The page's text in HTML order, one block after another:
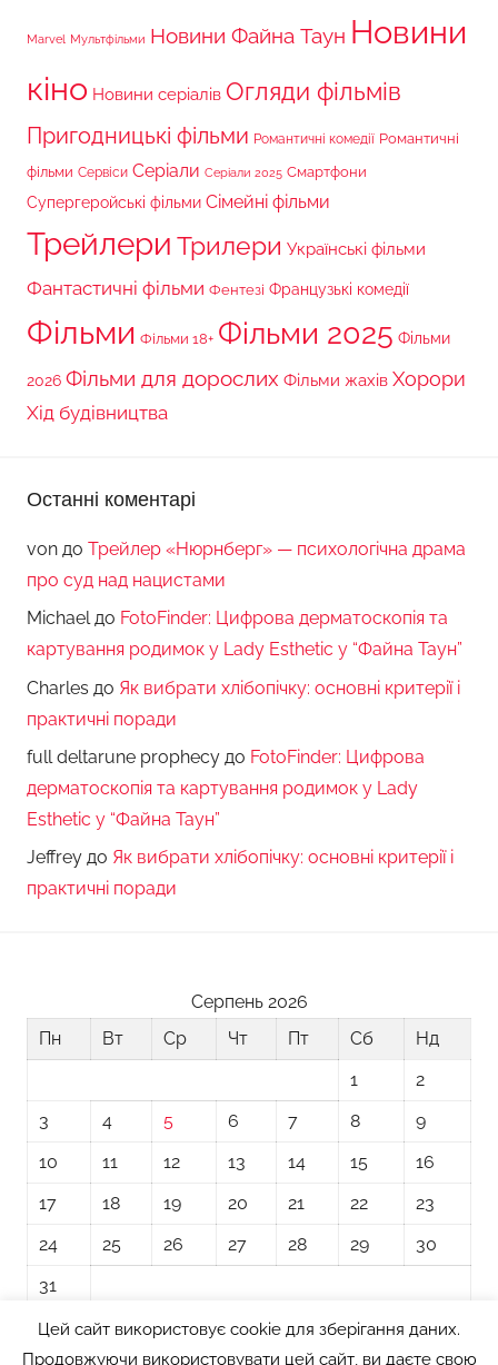
Marvel Мультфільми Новини Файна Таун Новини
кіно Новини серіалів Огляди фільмів
Пригодницькі фільми Романтичні комедії Романтичні
фільми Сервіси Серіали Серіали 2025 Смартфони
Супергеройські фільми Сімейні фільми
Трейлери Трилери Українські фільми
Фантастичні фільми Фентезі Французькі комедії
Фільми Фільми 18+ Фільми 2025 Фільми
2026 Фільми для дорослих Фільми жахів Хорори
Хід будівництва
Останні коментарі
von до Трейлер «Нюрнберг» — психологічна драма
про суд над нацистами
Michaelдо FotoFinder: Цифрова дерматоскопія та
картування родимок у Lady Esthetic у “Файна Таун”
Charles до Як вибрати хлібопічку: основні критерії і
практичні поради
full deltarune prophecy до FotoFinder: Цифрова
дерматоскопія та картування родимок у Lady
Esthetic у “Файна Таун”
Jeffrey до Як вибрати хлібопічку: основні критерії і
практичні поради
Серпень 2026
Пн
Вт Ср Чт Пт Сб
Нд
1
2
3
4 5 6 7 8
9
10
11 12 13 14 15
16
17
18 19 20 21 22
23
24
25 26 27 28 29
30
31
« Лип
Цей сайт використовує cookie для зберігання даних.
Продовжуючи використовувати цей сайт, ви даєте свою